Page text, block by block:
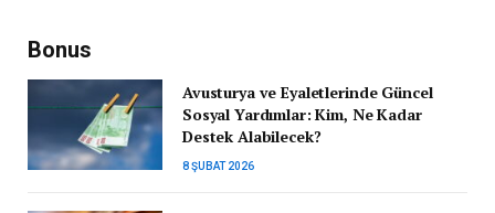
Bonus
Avusturya ve Eyaletlerinde Güncel
Sosyal Yardımlar: Kim, Ne Kadar
Destek Alabilecek?
8 ŞUBAT 2026